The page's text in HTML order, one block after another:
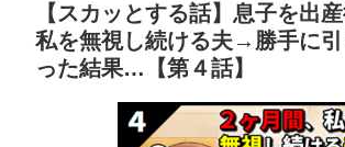
【スカッとする話】息子を出
私を無視し続ける夫→勝手に
った結果…【第４話】